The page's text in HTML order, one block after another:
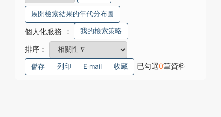
展開檢索結果的年代分布圖
個人化服務 ： 我的檢索策略
排序：
儲存 列印 E-mail 收藏 已勾選0筆資料